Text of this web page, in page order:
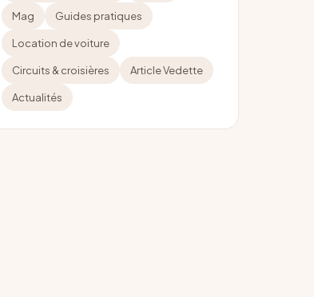
Mag Guides pratiques
Location de voiture
Circuits & croisières Article Vedette
Actualités